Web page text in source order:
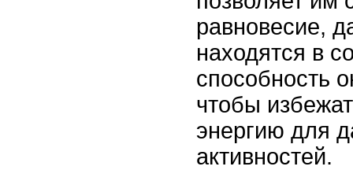
равновесие,
находятся в
способность
чтобы
энергию для
активностей.